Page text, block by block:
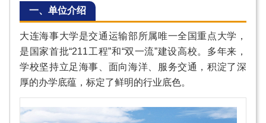
一、单位介绍
大连海事大学是交通运输部所属唯一全国重点大学，
是国家首批“211工程”和“双一流”建设高校。多年来，
学校坚持立足海事、面向海洋、服务交通，积淀了深
厚的办学底蕴，标定了鲜明的行业底色。